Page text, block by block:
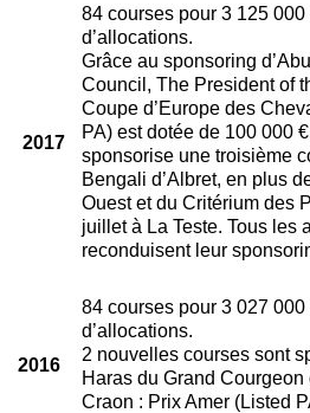
2017
84 courses pour 3 125 000
d’allocations.
Grâce au sponsoring
Council, The President of
Coupe d’Europe des
PA) est dotée de 100 000
sponsorise une troisième
Bengali d’Albret, en plus
Ouest et du Critérium des
juillet à La Teste. Tous les
reconduisent leur
2016
84 courses pour 3 027 000
d’allocations.
2 nouvelles courses sont
Haras du Grand Courgeon
Craon : Prix Amer (Listed